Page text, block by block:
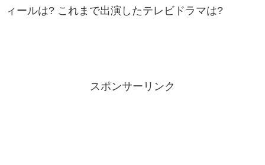
ィールは? これまで出演したテレビドラマは?
スポンサーリンク